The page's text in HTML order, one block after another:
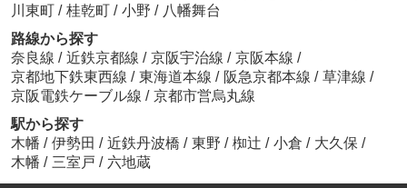
川東町 / 桂乾町 / 小野 / 八幡舞台
路線から探す
奈良線 / 近鉄京都線 / 京阪宇治線 / 京阪本線 /
京都地下鉄東西線 / 東海道本線 / 阪急京都本線 / 草津線 /
京阪電鉄ケーブル線 / 京都市営烏丸線
駅から探す
木幡 / 伊勢田 / 近鉄丹波橋 / 東野 / 椥辻 / 小倉 / 大久保 /
木幡 / 三室戸 / 六地蔵